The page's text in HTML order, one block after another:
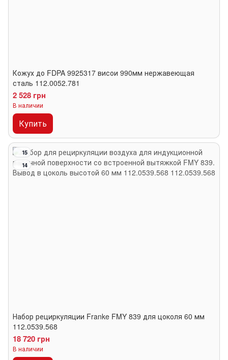
Кожух до FDPA 9925317 висои 990мм нержавеющая
сталь 112.0052.781
2 528 грн
В наличии
Купить
15
14
Набор рециркуляции Franke FMY 839 для цоколя 60 мм
112.0539.568
18 720 грн
В наличии